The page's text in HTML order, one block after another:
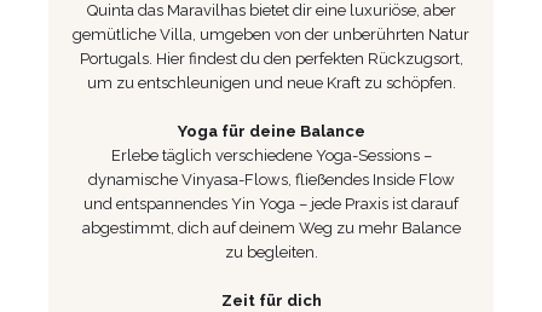
Quinta das Maravilhas bietet dir eine luxuriöse, aber
gemütliche Villa, umgeben von der unberührten Natur
Portugals. Hier findest du den perfekten Rückzugsort,
um zu entschleunigen und neue Kraft zu schöpfen.
Yoga für deine Balance
Erlebe täglich verschiedene Yoga-Sessions –
dynamische Vinyasa-Flows, fließendes Inside Flow
und entspannendes Yin Yoga – jede Praxis ist darauf
abgestimmt, dich auf deinem Weg zu mehr Balance
zu begleiten.
Zeit für dich